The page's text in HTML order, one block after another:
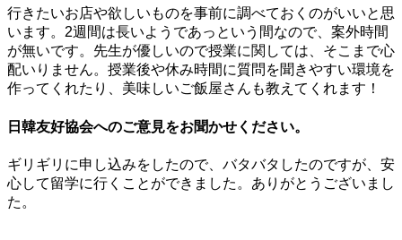
行きたいお店や欲しいものを事前に調べておくのがいいと思
います。2週間は長いようであっという間なので、案外時間
が無いです。先生が優しいので授業に関しては、そこまで心
配いりません。授業後や休み時間に質問を聞きやすい環境を
作ってくれたり、美味しいご飯屋さんも教えてくれます！
日韓友好協会へのご意見をお聞かせください。
ギリギリに申し込みをしたので、バタバタしたのですが、安
心して留学に行くことができました。ありがとうございまし
た。